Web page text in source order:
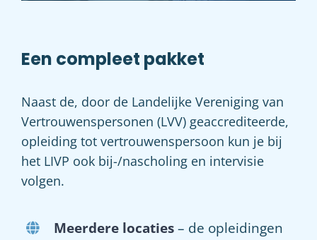
Een compleet pakket
Naast de, door de Landelijke Vereniging van
Vertrouwenspersonen (LVV) geaccrediteerde,
opleiding tot vertrouwenspersoon kun je bij
het LIVP ook bij-/nascholing en intervisie
volgen.
Meerdere locaties– de opleidingen